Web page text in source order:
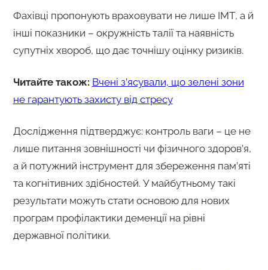
Фахівці пропонують враховувати не лише ІМТ, а й
інші показники – окружність талії та наявність
супутніх хвороб, що дає точнішу оцінку ризиків.
Читайте також: Вчені з’ясували, що зелені зони
не гарантують захисту від стресу
Дослідження підтверджує: контроль ваги – це не
лише питання зовнішності чи фізичного здоров’я,
а й потужний інструмент для збереження пам’яті
та когнітивних здібностей. У майбутньому такі
результати можуть стати основою для нових
програм профілактики деменції на рівні
державної політики.